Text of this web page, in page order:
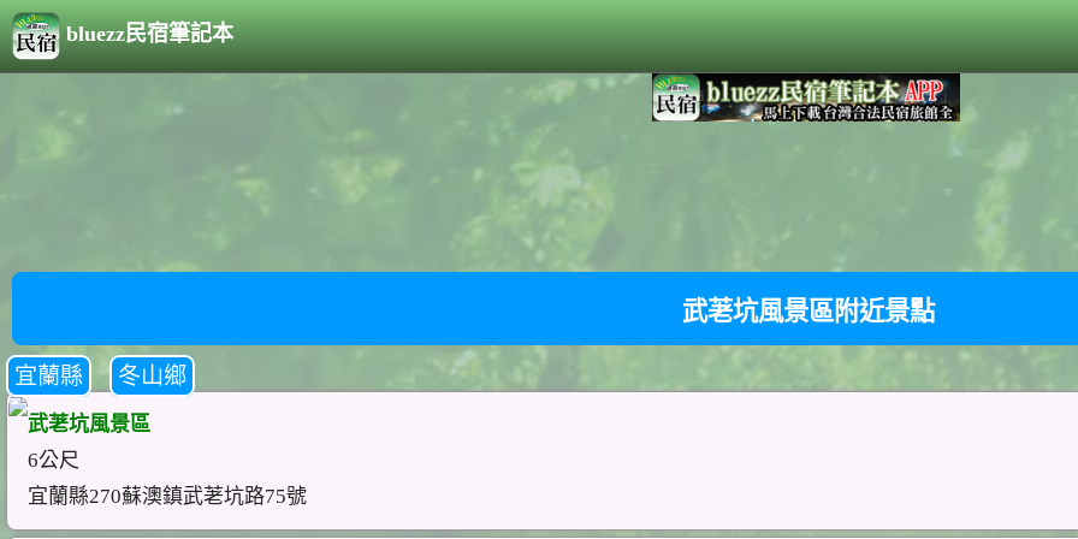
bluezz民宿筆記本
武荖坑風景區附近景點
宜蘭縣 冬山鄉
武荖坑風景區
6公尺
宜蘭縣270蘇澳鎮武荖坑路75號